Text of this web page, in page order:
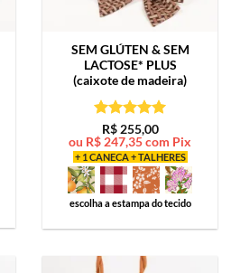
SEM GLÚTEN & SEM
LACTOSE* PLUS
(caixote de madeira)
Avaliação5
de 5
R$255,00
ou R$ 247,35com Pix
+ 1 CANECA + TALHERES
escolha a estampa do tecido